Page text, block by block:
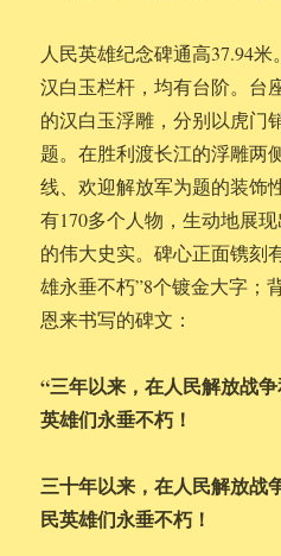
人民英雄纪念碑通高37.94
汉白玉栏杆，均有台阶。台
的汉白玉浮雕，分别以虎门
题。在胜利渡长江的浮雕两
线、欢迎解放军为题的装饰
有170多个人物，生动地展
的伟大史实。碑心正面镌刻
雄永垂不朽”8个镀金大字；
恩来书写的碑文：
“三年以来，在人民解放战
英雄们永垂不朽！
三十年以来，在人民解放战
民英雄们永垂不朽！